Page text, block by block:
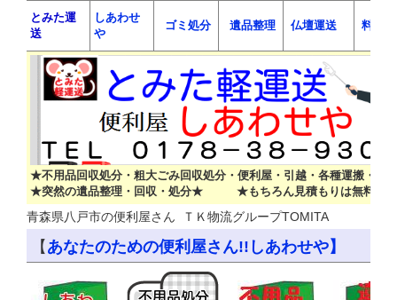
とみた運
送
しあわせ
や
ゴミ処分 遺品整理 仏壇運送 料金
★不用品回収処分・粗大ごみ回収処分・便利屋・引越・各種運搬・物
★突然の遺品整理・回収・処分★ ★もちろん見積もりは無料で
青森県八戸市の便利屋さん ＴＫ物流グループTOMITA
【 あなたのための便利屋さん!!しあわせや】